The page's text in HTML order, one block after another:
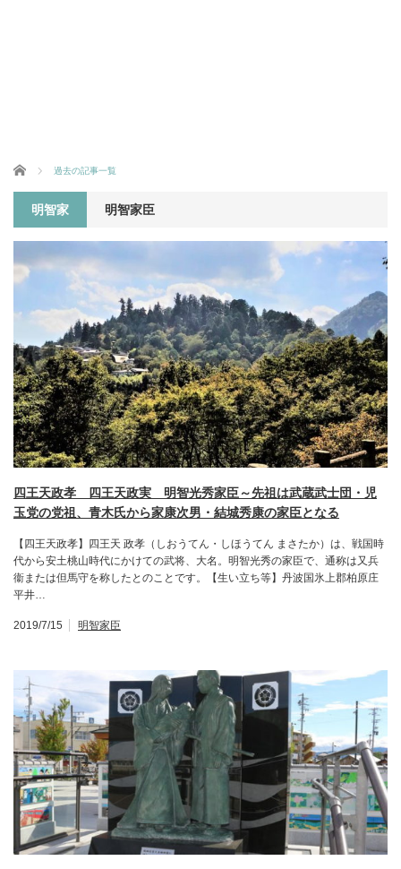
ホーム 過去の記事一覧
明智家 明智家臣
四王天政孝 四王天政実 明智光秀家臣～先祖は武蔵武士団・児
玉党の党祖、青木氏から家康次男・結城秀康の家臣となる
【四王天政孝】四王天 政孝（しおうてん・しほうてん まさたか）は、戦国時
代から安土桃山時代にかけての武将、大名。明智光秀の家臣で、通称は又兵
衞または但馬守を称したとのことです。【生い立ち等】丹波国氷上郡柏原庄
平井…
2019/7/15 明智家臣